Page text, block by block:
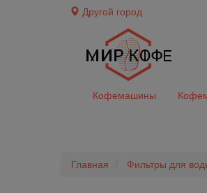
Другой город
Кофемашины
Главная Фильтры для